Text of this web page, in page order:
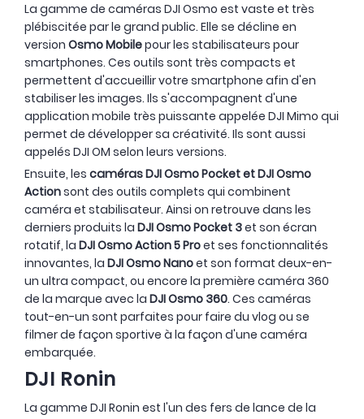
La gamme de caméras DJI Osmo est vaste et très
plébiscitée par le grand public. Elle se décline en
version Osmo Mobilepour les stabilisateurs pour
smartphones. Ces outils sont très compacts et
permettent d'accueillir votre smartphone afin d'en
stabiliser les images. Ils s'accompagnent d'une
application mobile très puissante appelée DJI Mimo qui
permet de développer sa créativité. Ils sont aussi
appelés DJI OM selon leurs versions.
Ensuite, les caméras DJI Osmo Pocket et DJI Osmo
Actionsont des outils complets qui combinent
caméra et stabilisateur. Ainsi on retrouve dans les
derniers produits la DJI Osmo Pocket 3et son écran
rotatif, la DJI Osmo Action 5 Proet ses fonctionnalités
innovantes, la DJI Osmo Nanoet son format deux-en-
un ultra compact, ou encore la première caméra 360
de la marque avec la DJI Osmo 360. Ces caméras
tout-en-un sont parfaites pour faire du vlog ou se
filmer de façon sportive à la façon d'une caméra
embarquée.
DJI Ronin
La gamme DJI Ronin est l'un des fers de lance de la